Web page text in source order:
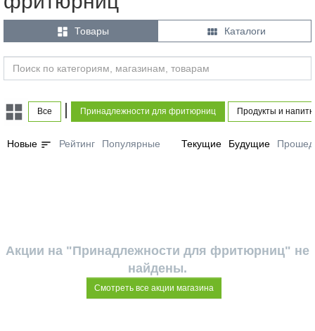
 Товары  Каталоги
Все Принадлежности для фритюрниц Продукты и
Новые sort Рейтинг Популярные Текущие Будущие
Акции на "Принадлежности для фритюрниц" не
найдены.
Смотреть все акции магазина